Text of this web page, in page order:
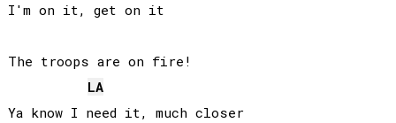
I'm on it, get on it
The troops are on fire!
LA
Ya know I need it, much closer